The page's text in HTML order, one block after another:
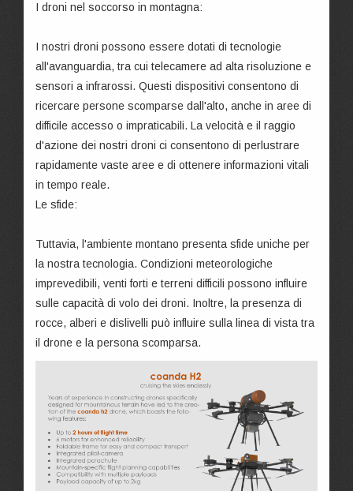
I droni nel soccorso in montagna:
I nostri droni possono essere dotati di tecnologie
all'avanguardia, tra cui telecamere ad alta risoluzione e
sensori a infrarossi. Questi dispositivi consentono di
ricercare persone scomparse dall'alto, anche in aree di
difficile accesso o impraticabili. La velocità e il raggio
d'azione dei nostri droni ci consentono di perlustrare
rapidamente vaste aree e di ottenere informazioni vitali
in tempo reale.
Le sfide:
Tuttavia, l'ambiente montano presenta sfide uniche per
la nostra tecnologia. Condizioni meteorologiche
imprevedibili, venti forti e terreni difficili possono influire
sulle capacità di volo dei droni. Inoltre, la presenza di
rocce, alberi e dislivelli può influire sulla linea di vista tra
il drone e la persona scomparsa.